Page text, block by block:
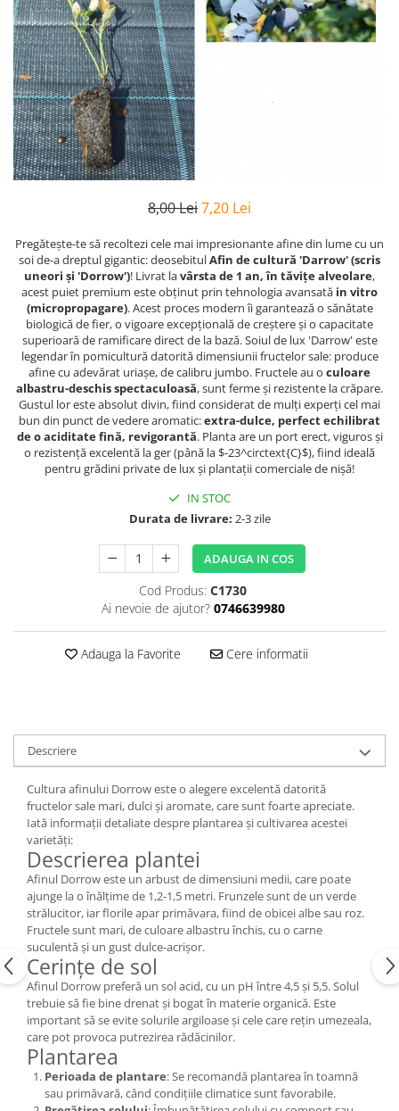
8,00 Lei7,20 Lei
Pregătește-te să recoltezi cele mai impresionante afine din lume cu un
soi de-a dreptul gigantic: deosebitulAfin de cultură 'Darrow' (scris
uneori și 'Dorrow')! Livrat lavârsta de 1 an, în tăvițe alveolare,
acest puiet premium este obținut prin tehnologia avansată in vitro
(micropropagare). Acest proces modern îi garantează o sănătate
biologică de fier, o vigoare excepțională de creștere și o capacitate
superioară de ramificare direct de la bază. Soiul de lux 'Darrow' este
legendar în pomicultură datorită dimensiunii fructelor sale: produce
afine cu adevărat uriașe, de calibru jumbo. Fructele au o culoare
albastru-deschis spectaculoasă, sunt ferme și rezistente la crăpare.
Gustul lor este absolut divin, fiind considerat de mulți experți cel mai
bun din punct de vedere aromatic:extra-dulce, perfect echilibrat
de o aciditate fină, revigorantă. Planta are un port erect, viguros și
o rezistență excelentă la ger (până la $-23^circtext{C}$), fiind ideală
pentru grădini private de lux și plantații comerciale de nișă!
IN STOC
Durata de livrare: 2-3 zile
ADAUGA IN COS
Cod Produs: C1730
Ai nevoie de ajutor? 0746639980
Adauga la Favorite Cere informatii
Descriere
Cultura afinului Dorrow este o alegere excelentă datorită
fructelor sale mari, dulci și aromate, care sunt foarte apreciate.
Iată informații detaliate despre plantarea și cultivarea acestei
varietăți:
Descrierea plantei
Afinul Dorrow este un arbust de dimensiuni medii, care poate
ajunge la o înălțime de 1,2-1,5 metri. Frunzele sunt de un verde
strălucitor, iar florile apar primăvara, fiind de obicei albe sau roz.
Fructele sunt mari, de culoare albastru închis, cu o carne
suculentă și un gust dulce-acrișor.
Cerințe de sol
Afinul Dorrow preferă un sol acid, cu un pH între 4,5 și 5,5. Solul
trebuie să fie bine drenat și bogat în materie organică. Este
important să se evite solurile argiloase și cele care rețin umezeala,
care pot provoca putrezirea rădăcinilor.
Plantarea
Perioada de plantare: Se recomandă plantarea în toamnă
sau primăvară, când condițiile climatice sunt favorabile.